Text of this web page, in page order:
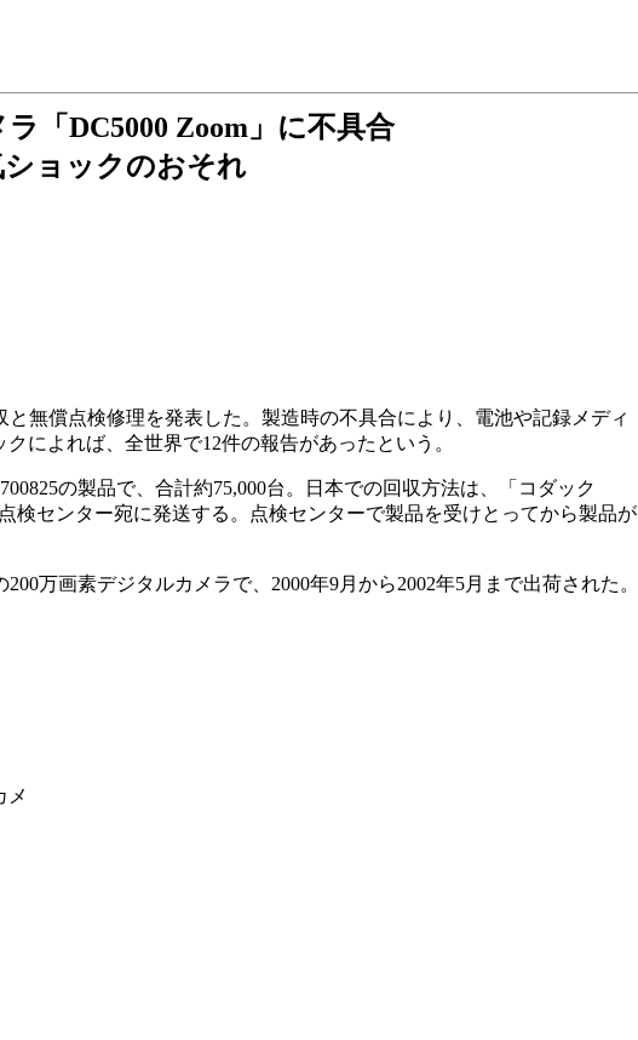
「DC5000 Zoom」に不具合
ョックのおそれ
無償点検修理を発表した。製造時の不具合により、電池や記録メディ
によれば、全世界で12件の報告があったという。
の製品で、合計約75,000台。日本での回収方法は、「コダック
検センター宛に発送する。点検センターで製品を受けとってから製品が
万画素デジタルカメラで、2000年9月から2002年5月まで出荷された。
メ